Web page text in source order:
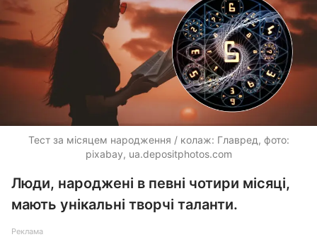
Тест за місяцем народження / колаж: Главред, фото:
pixabay, ua.depositphotos.com
Люди, народжені в певні чотири місяці,
мають унікальні творчі таланти.
Реклама